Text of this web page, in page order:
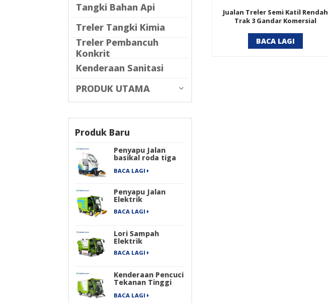
Tangki Bahan Api
Treler Tangki Kimia
Treler Pembancuh
Konkrit
Kenderaan Sanitasi
PRODUK UTAMA
Produk Baru
Penyapu Jalan
basikal roda tiga
BACA LAGI
Penyapu Jalan
Elektrik
BACA LAGI
Lori Sampah
Elektrik
BACA LAGI
Kenderaan Pencuci
Tekanan Tinggi
BACA LAGI
Jualan Treler Semi Katil Rendah
Trak 3 Gandar Komersial
BACA LAGI